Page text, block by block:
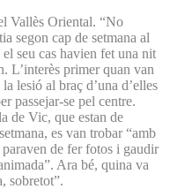
Vallès Oriental. “No
segon cap de setmana al
seu cas havien fet una nit
L’interès primer quan van
lesió al braç d’una d’elles
passejar-se pel centre.
de Vic, que estan de
es van trobar “amb
de fer fotos i gaudir
Ara bé, quina va
sobretot”.